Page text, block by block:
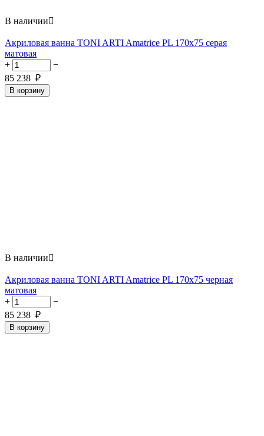
В наличии
Акриловая ванна TONI ARTI Amatrice PL 170x75 серая
матовая
+
−
85 238 ₽
В корзину
В наличии
Акриловая ванна TONI ARTI Amatrice PL 170x75 черная
матовая
+
−
85 238 ₽
В корзину